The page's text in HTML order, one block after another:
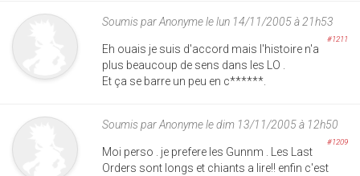
Soumis parAnonymele lun 14/11/2005 à 21h53
#1211
Eh ouais je suis d'accord mais l'histoire n'a
plus beaucoup de sens dans les LO .
Et ça se barre un peu en c******.
Soumis parAnonymele dim 13/11/2005 à 12h50
#1209
Moi perso . je prefere les Gunnm . Les Last
Orders sont longs et chiants a lire!! enfin c'est